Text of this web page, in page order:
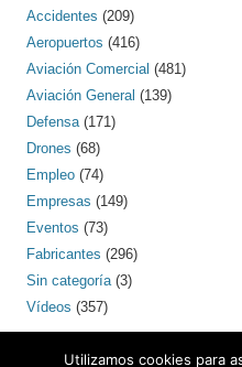
Accidentes (209)
Aeropuertos (416)
Aviación Comercial (481)
Aviación General (139)
Defensa(171)
Drones (68)
Empleo (74)
Empresas (149)
Eventos (73)
Fabricantes (296)
Sin categoría(3)
Vídeos (357)
Utilizamos cookies para